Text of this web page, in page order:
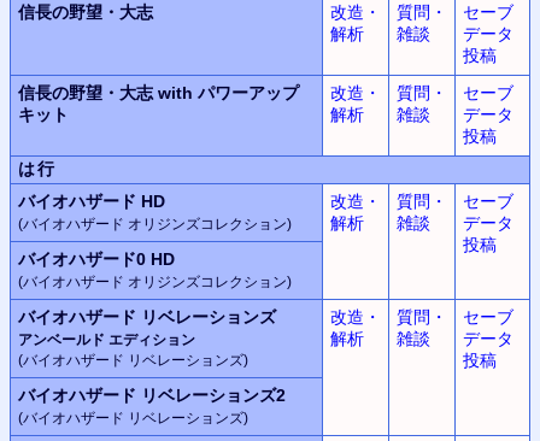
信長の野望・大志
改造・
解析
質問・
雑談
セーブ
データ
投稿
信長の野望・大志 with パワーアップ
キット
改造・
解析
質問・
雑談
セーブ
データ
投稿
は行
バイオハザード HD
(バイオハザード オリジンズコレクション)
改造・
解析
質問・
雑談
セーブ
データ
投稿
バイオハザード0 HD
(バイオハザード オリジンズコレクション)
バイオハザード リベレーションズ
アンベールド エディション
(バイオハザード リベレーションズ)
改造・
解析
質問・
雑談
セーブ
データ
投稿
バイオハザード リベレーションズ2
(バイオハザード リベレーションズ)